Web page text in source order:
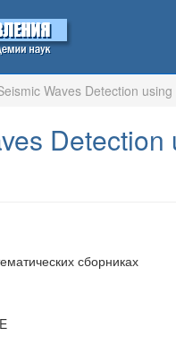
Waves Detection
сборниках